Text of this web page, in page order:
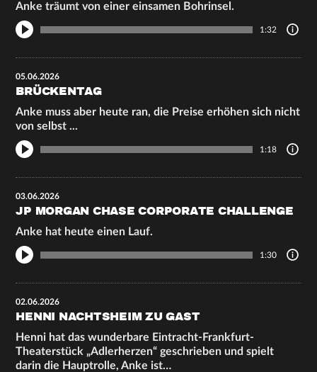
Anke träumt von einer einsamen Bohrinsel.
1:32
05.06.2026
BRÜCKENTAG
Anke muss aber heute ran, die Preise erhöhen sich nicht
von selbst ...
1:18
03.06.2026
JP MORGAN CHASE CORPORATE CHALLENGE
Anke hat heute einen Lauf.
1:30
02.06.2026
HENNI NACHTSHEIM ZU GAST
Henni hat das wunderbare Eintracht-Frankfurt-
Theaterstück „Adlerherzen“ geschrieben und spielt
darin die Hauptrolle, Anke ist…